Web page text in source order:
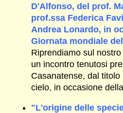
D'Alfonso, del prof.
prof.ssa Federica
Andrea Lonardo, in
Giornata mondiale
Riprendiamo sul
un incontro tenutosi
Casanatense, dal titolo
cielo, in occasione
"L'origine delle